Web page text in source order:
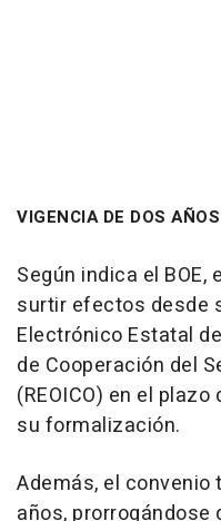
VIGENCIA DE DOS
Según indica el
surtir efectos desde
Electrónico Estatal
de Cooperación del
(REOICO) en el
su formalización.
Además, el convenio
años, prorrogándose